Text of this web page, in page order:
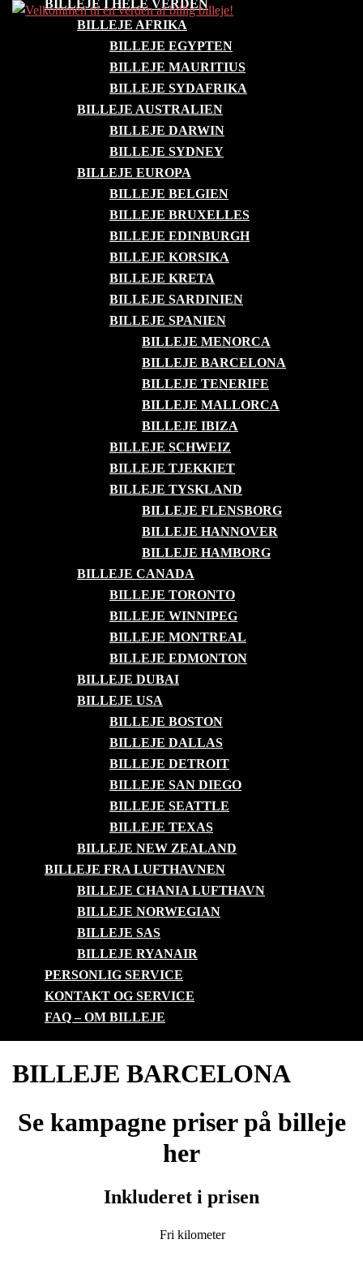
Skip
BILLEJE I HELE VERDEN
BILLEJE AFRIKA
BILLEJE EGYPTEN
BILLEJE MAURITIUS
BILLEJE SYDAFRIKA
BILLEJE AUSTRALIEN
BILLEJE DARWIN
BILLEJE SYDNEY
BILLEJE EUROPA
BILLEJE BELGIEN
BILLEJE BRUXELLES
BILLEJE EDINBURGH
BILLEJE KORSIKA
BILLEJE KRETA
BILLEJE SARDINIEN
BILLEJE SPANIEN
BILLEJE MENORCA
BILLEJE BARCELONA
BILLEJE TENERIFE
BILLEJE MALLORCA
BILLEJE IBIZA
BILLEJE SCHWEIZ
BILLEJE TJEKKIET
BILLEJE TYSKLAND
BILLEJE FLENSBORG
BILLEJE HANNOVER
BILLEJE HAMBORG
BILLEJE CANADA
BILLEJE TORONTO
BILLEJE WINNIPEG
BILLEJE MONTREAL
BILLEJE EDMONTON
BILLEJE DUBAI
BILLEJE USA
BILLEJE BOSTON
BILLEJE DALLAS
BILLEJE DETROIT
BILLEJE SAN DIEGO
BILLEJE SEATTLE
BILLEJE TEXAS
BILLEJE NEW ZEALAND
BILLEJE FRA LUFTHAVNEN
BILLEJE CHANIA LUFTHAVN
BILLEJE NORWEGIAN
BILLEJE SAS
BILLEJE RYANAIR
PERSONLIG SERVICE
KONTAKT OG SERVICE
FAQ – OM BILLEJE
BILLEJE BARCELONA
Se kampagne priser på billeje
her
Inkluderet i prisen
Fri kilometer